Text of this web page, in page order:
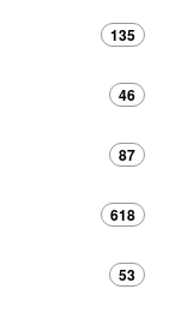
135
46
87
618
53